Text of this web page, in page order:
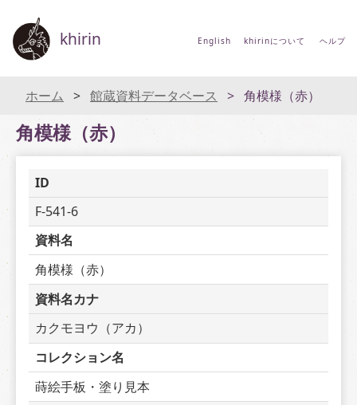
khirin English khirinについて ヘルプ
ホーム 館蔵資料データベース 角模様（赤）
角模様（赤）
ID
F-541-6
資料名
角模様（赤）
資料名カナ
カクモヨウ（アカ）
コレクション名
蒔絵手板・塗り見本